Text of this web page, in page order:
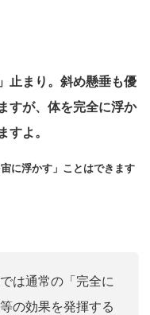
止まり。斜め懸垂も優
すが、体を完全に浮か
よ。
に浮かす」ことはできます
は通常の「完全に
の効果を発揮する